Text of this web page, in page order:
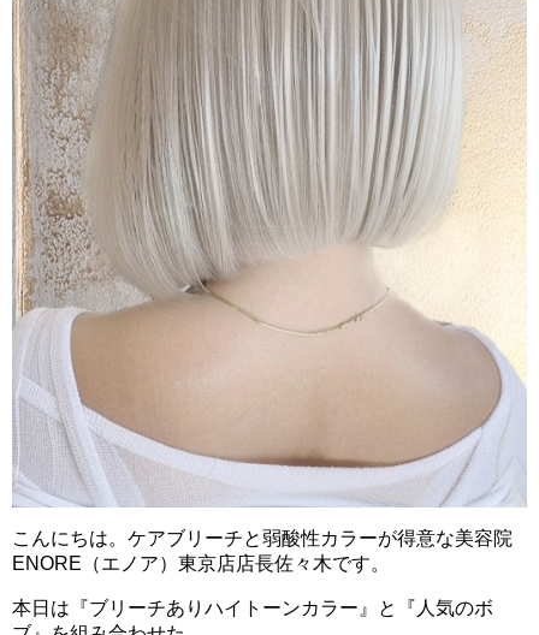
こんにちは。ケアブリーチと弱酸性カラーが得意な美容院
ENORE（エノア）東京店店長佐々木です。
本日は『ブリーチありハイトーンカラー』と『人気のボ